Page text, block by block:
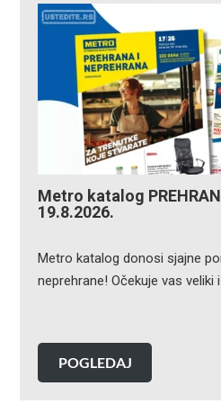
Metro katalog
19.8.2026.
Metro katalog donosi sjajne
neprehrane! Očekuje vas
POGLEDAJ